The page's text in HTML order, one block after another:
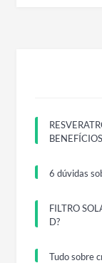
6 dúvidas
FILTRO
D?
Tudo sobre